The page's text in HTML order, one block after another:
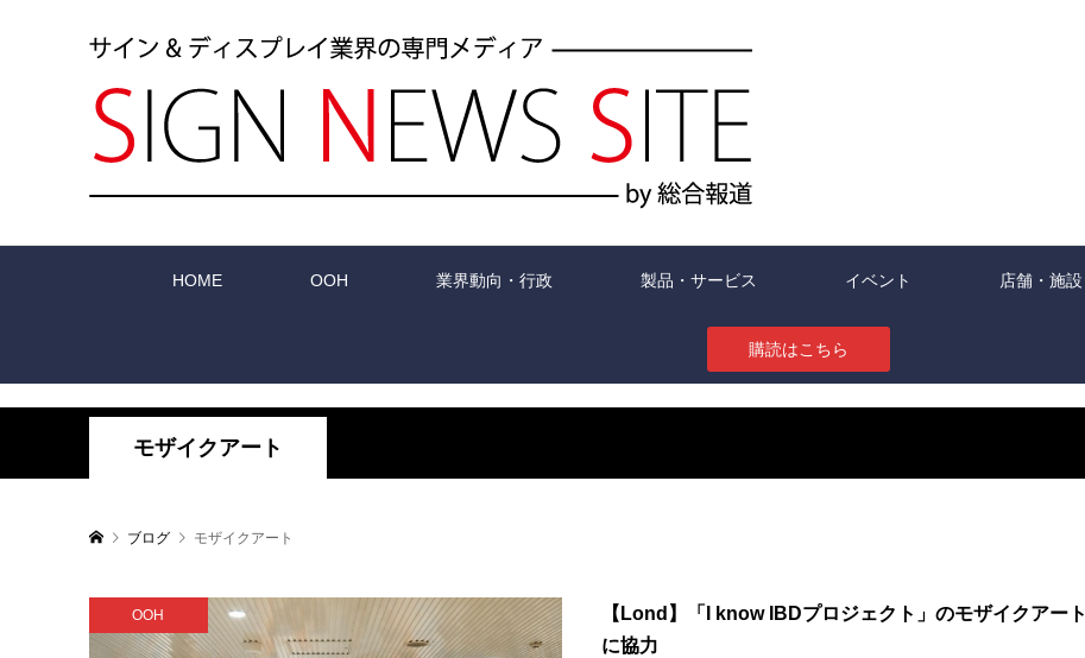
HOME OOH 業界動向・行政 製品・サービス イベント 店舗・施設
購読はこちら
モザイクアート
ブログ モザイクアート
OOH
【Lond】「I know IBDプロジェクト」のモザイクアート
に協力